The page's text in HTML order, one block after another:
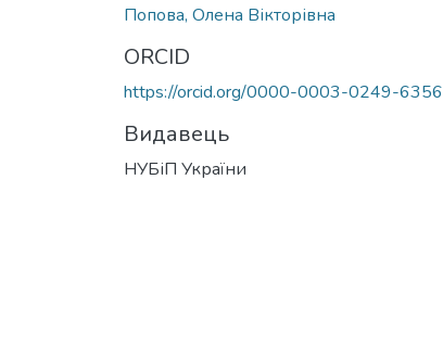
Попова, Олена Вікторівна
ORCID
https://orcid.org/0000-0003-0249-6356
Видавець
НУБіП України